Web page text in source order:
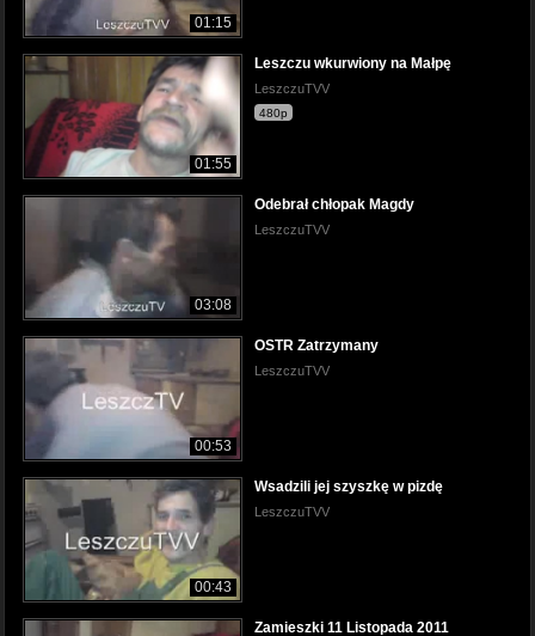
01:15
01:55
Leszczu wkurwiony na Małpę
LeszczuTVV
480p
03:08
Odebrał chłopak Magdy
LeszczuTVV
00:53
OSTR Zatrzymany
LeszczuTVV
00:43
Wsadzili jej szyszkę w pizdę
LeszczuTVV
Zamieszki 11 Listopada 2011